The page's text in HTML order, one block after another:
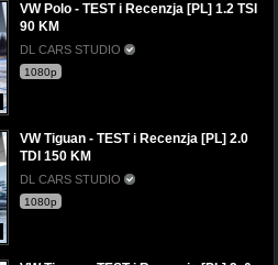
VW Polo - TEST i Recenzja [PL] 1.2 TSI
90 KM
DL CARS STUDIO
1080p
VW Tiguan - TEST i Recenzja [PL] 2.0
TDI 150 KM
DL CARS STUDIO
1080p